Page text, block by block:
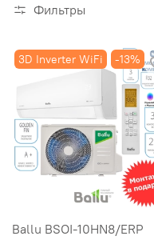
Фильтры
3D Inverter WiFi -13%
Ballu BSOI-10HN8/ERP